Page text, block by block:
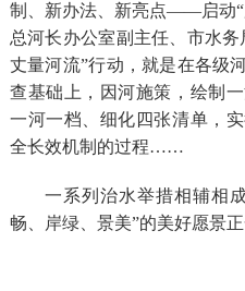
制、新办法、新亮点——启动“
总河长办公室副主任、市水
丈量河流”行动，就是在各级
查基础上，因河施策，绘制
一河一档、细化四张清单，
全长效机制的过程……
一系列治水举措相辅相
畅、岸绿、景美”的美好愿景正